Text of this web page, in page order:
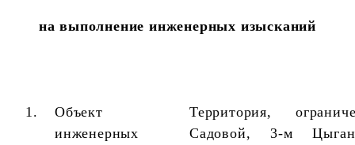
на выполнение инженерных изысканий
1.
Объект
инженерных
Территория,
Садовой, 3-м